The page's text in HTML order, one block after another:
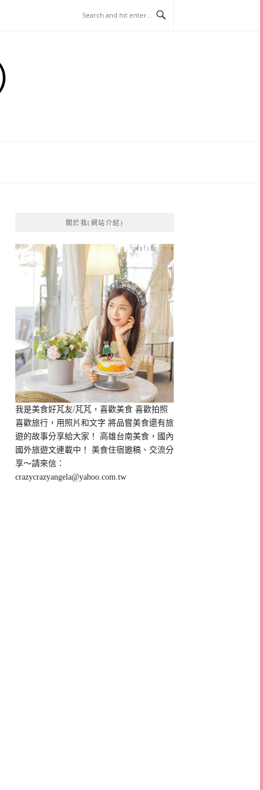
關於我(網站介紹)
我是美食好芃友/芃芃，喜歡美食 喜歡拍照
喜歡旅行，用照片和文字 將品嘗美食還有旅
遊的故事分享給大家！ 高雄台南美食，國內
國外旅遊文連載中！ 美食住宿邀稿、交流分
享～請來信：
crazycrazyangela@yahoo.com.tw